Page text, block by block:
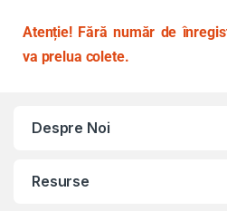
Atenție! Fără număr de
va prelua colete.
Despre Noi
Resurse